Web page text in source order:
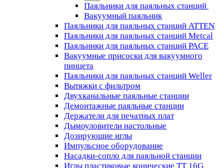
Паяльники для паяльных станций
Вакуумный паяльник
Паяльники для паяльных станций ATTEN
Паяльники для паяльных станций Metcal
Паяльники для паяльных станций PACE
Вакуумные присоски для вакуумного
пинцета
Паяльники для паяльных станций Weller
Вытяжки с фильтром
Двухканальные паяльные станции
Демонтажные паяльные станции
Держатели для печатных плат
Дымоуловители настольные
Дозирующие иглы
Импульсное оборудование
Насадки-сопло для паяльной станции
Иглы пластиковые конические TT 16G